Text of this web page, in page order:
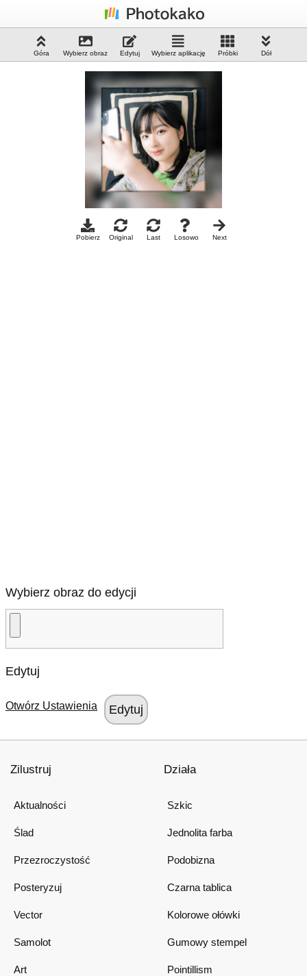
Góra Wybierz obraz Edytuj Wybierz aplikację Próbki Dół
Pobierz Original Last Losowo Next
Wybierz obraz do edycji
Edytuj
Otwórz Ustawienia
Zilustruj
Aktualności
Ślad
Przezroczystość
Posteryzuj
Vector
Samolot
Art
Działa
Szkic
Jednolita farba
Podobizna
Czarna tablica
Kolorowe ołówki
Gumowy stempel
Pointillism